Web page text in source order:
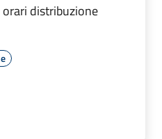
distribuzione